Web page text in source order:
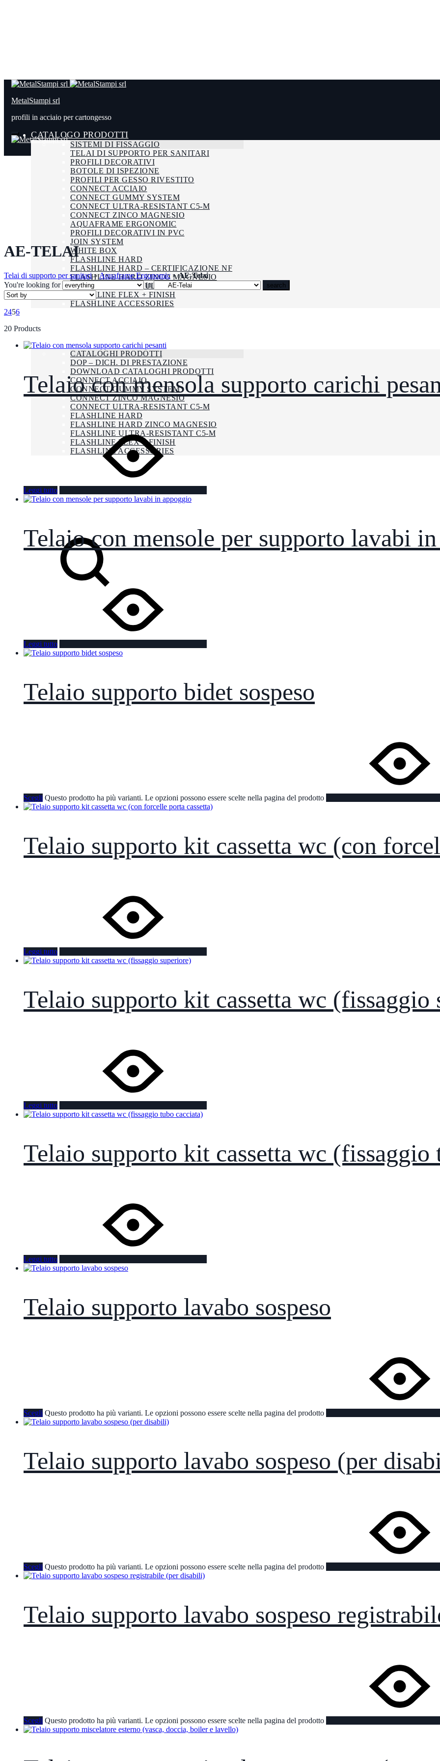
MetalStampi srl
profili in acciaio per cartongesso
CATALOGO PRODOTTI
SISTEMI DI FISSAGGIO
TELAI DI SUPPORTO PER SANITARI
PROFILI DECORATIVI
BOTOLE DI ISPEZIONE
PROFILI PER GESSO RIVESTITO
CONNECT ACCIAIO
CONNECT GUMMY SYSTEM
CONNECT ULTRA-RESISTANT C5-M
CONNECT ZINCO MAGNESIO
AQUAFRAME ERGONOMIC
PROFILI DECORATIVI IN PVC
JOIN SYSTEM
WHITE BOX
FLASHLINE HARD
FLASHLINE HARD – CERTIFICAZIONE NF
FLASHLINE HARD ZINCO MAGNESIO
FLASHLINE HARD ULTRA-RESISTANT C5-M
FLASHLINE FLEX + FINISH
FLASHLINE ACCESSORIES
CERTIFICAZIONI
DOWNLOAD
CATALOGHI PRODOTTI
DOP – DICH. DI PRESTAZIONE
DOWNLOAD CATALOGHI PRODOTTI
CONNECT ACCIAIO
CONNECT GUMMY SYSTEM
CONNECT ZINCO MAGNESIO
CONNECT ULTRA-RESISTANT C5-M
FLASHLINE HARD
FLASHLINE HARD ZINCO MAGNESIO
FLASHLINE ULTRA-RESISTANT C5-M
FLASHLINE FLEX + FINISH
FLASHLINE ACCESSORIES
ENG
AE-TELAI
Telai di supporto per sanitari»Aquaframe Ergonomic »AE-Telai
You're looking for
in search
2456
20 Products
Telaio con mensola supporto carichi
Leggi tutto
Telaio con mensole per supporto lavabi
Leggi tutto
Telaio supporto bidet sospeso
Scegli Questo prodotto ha più varianti. Le opzioni possono essere scelte nella pagina del prodotto
Telaio supporto kit cassetta wc (con
Leggi tutto
Telaio supporto kit cassetta wc (fissaggio
Leggi tutto
Telaio supporto kit cassetta wc (fissaggio
Leggi tutto
Telaio supporto lavabo sospeso
Scegli Questo prodotto ha più varianti. Le opzioni possono essere scelte nella pagina del prodotto
Telaio supporto lavabo sospeso (per
Scegli Questo prodotto ha più varianti. Le opzioni possono essere scelte nella pagina del prodotto
Telaio supporto lavabo sospeso
Scegli Questo prodotto ha più varianti. Le opzioni possono essere scelte nella pagina del prodotto